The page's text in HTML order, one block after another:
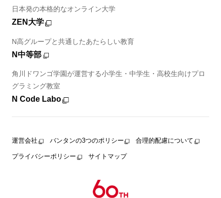
日本発の本格的なオンライン大学
ZEN大学
N高グループと共通したあたらしい教育
N中等部
角川ドワンゴ学園が運営する小学生・中学生・高校生向けプロ
グラミング教室
N Code Labo
運営会社 バンタンの3つのポリシー 合理的配慮について
プライバシーポリシー サイトマップ